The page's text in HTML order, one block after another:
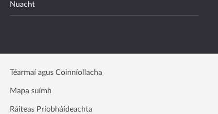
Nuacht
Téarmaí agus Coinníollacha
Mapa suímh
Ráiteas Príobháideachta